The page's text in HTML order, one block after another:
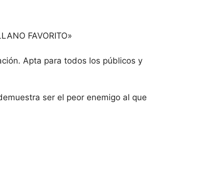
FAVORITO»
Apta para todos los públicos y
ser el peor enemigo al que